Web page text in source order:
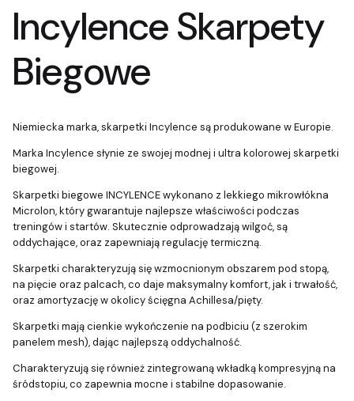
Incylence Skarpety
Biegowe
Niemiecka marka, skarpetki Incylence są produkowane w Europie.
Marka Incylence słynie ze swojej modnej i ultra kolorowej skarpetki
biegowej.
Skarpetki biegowe INCYLENCE wykonano z lekkiego mikrowłókna
Microlon, który gwarantuje najlepsze właściwości podczas
treningów i startów. Skutecznie odprowadzają wilgoć, są
oddychające, oraz zapewniają regulację termiczną.
Skarpetki charakteryzują się wzmocnionym obszarem pod stopą,
na pięcie oraz palcach, co daje maksymalny komfort, jak i trwałość,
oraz amortyzację w okolicy ścięgna Achillesa/pięty.
Skarpetki mają cienkie wykończenie na podbiciu (z szerokim
panelem mesh), dając najlepszą oddychalność.
Charakteryzują się również zintegrowaną wkładką kompresyjną na
śródstopiu, co zapewnia mocne i stabilne dopasowanie.